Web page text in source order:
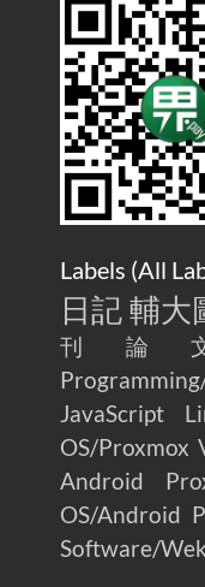
AdGuard Home不只是
Home Is More Than Just
Labels (All
日記 輔大
刊論
JavaScript
OS/Proxmox
Android
OS/Android
Software/